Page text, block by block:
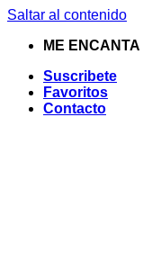
Saltar al contenido
ME
Suscribete
Favoritos
Contacto